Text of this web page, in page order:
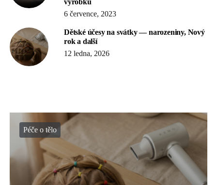
výrobků
6 července, 2023
Dětské účesy na svátky — narozeniny, Nový
rok a další
12 ledna, 2026
Péče o tělo